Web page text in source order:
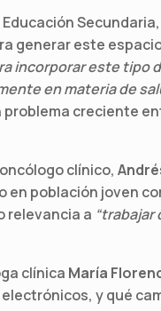
Secundaria,
generar este
incorporar este tipo
en materia de
creciente
clínico,
población joven
relevancia a
clínica María
y qué